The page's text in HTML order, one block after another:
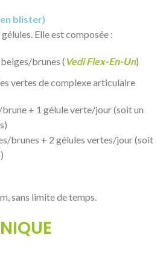
blister)
Elle est composée :
brunes ( Vedi Flex-En-Un)
vertes de complexe articulaire
+ 1 gélule verte/jour (soit un
brunes + 2 gélules vertes/jour (soit
sans limite de temps.